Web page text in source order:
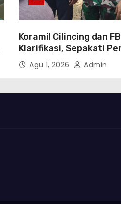
Koramil Cilincing dan
Klarifikasi, Sepakati
Persoalan Melalui Dialog
Agu 1, 2026 Admin